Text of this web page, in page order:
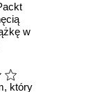
w
który